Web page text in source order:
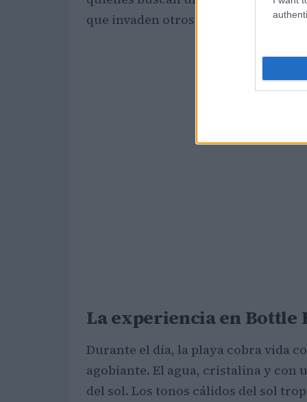
que invaden otros destinos más
La experiencia en Bottle
Durante el día, la playa cobra vida
agobiante. El agua, cristalina y con
del sol. Los tonos cálidos del sol